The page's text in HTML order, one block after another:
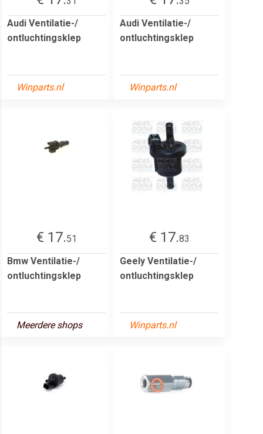
Audi Ventilatie-/
ontluchtingsklep
Winparts.nl
Audi Ventilatie-/
ontluchtingsklep
Winparts.nl
€ 17.51
Bmw Ventilatie-/
ontluchtingsklep
Meerdere shops
€ 17.83
Geely Ventilatie-/
ontluchtingsklep
Winparts.nl